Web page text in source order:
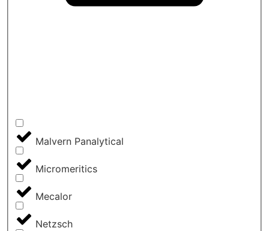
Malvern Panalytical
Micromeritics
Mecalor
Netzsch